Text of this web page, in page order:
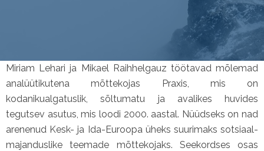
Miriam Lehari ja Mikael Raihhelgauz töötavad mõlemad
analüütikutena mõttekojas Praxis, mis on
kodanikualgatuslik, sõltumatu ja avalikes huvides
tegutsev asutus, mis loodi 2000. aastal. Nüüdseks on nad
arenenud Kesk- ja Ida-Euroopa üheks suurimaks sotsiaal-
majanduslike teemade mõttekojaks. Seekordses osas